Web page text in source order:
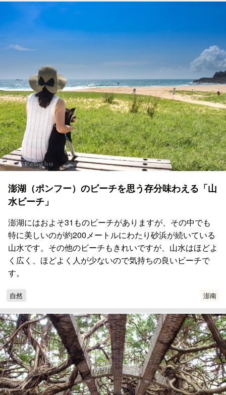
澎湖（ポンフー）のビーチを思う存分味わえる「山
水ビーチ」
澎湖にはおよそ31ものビーチがありますが、その中でも
特に美しいのが約200メートルにわたり砂浜が続いている
山水です。その他のビーチもきれいですが、山水はほどよ
く広く、ほどよく人が少ないので気持ちの良いビーチで
す。
自然 澎南